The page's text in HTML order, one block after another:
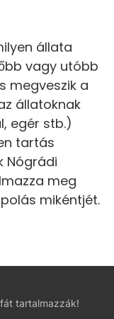
állata
vagy utóbb
megveszik a
állatoknak
egér stb.)
tartás
Nógrádi
meg
mikéntjét.
tartalmazzák!